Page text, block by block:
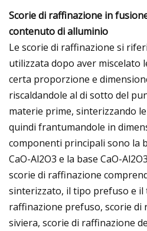
Scorie di raffinazione in
contenuto di alluminio
Le scorie di raffinazione si
utilizzata dopo aver miscelato
certa proporzione e
riscaldandole al di sotto del
materie prime, sinterizzando
quindi frantumandole in
componenti principali sono la
CaO-Al2O3 e la base CaO-
scorie di raffinazione
sinterizzato, il tipo prefuso e il
raffinazione prefuso, scorie di
siviera, scorie di raffinazione